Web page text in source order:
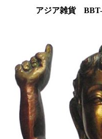
アジア雑貨